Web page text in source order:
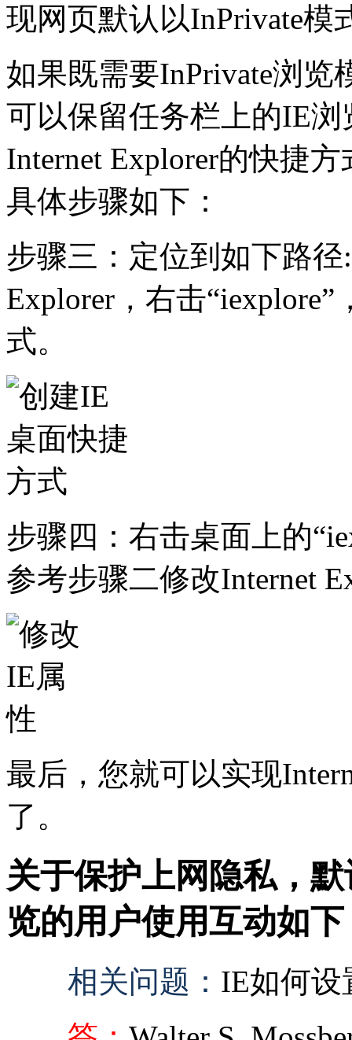
现网页默认以InPrivate模
如果既需要InPrivate浏
可以保留任务栏上的IE
Internet Explorer的快捷
具体步骤如下：
步骤三：定位到如下路径
Explorer，右击
式。
步骤四：右击桌面上的
参考步骤二修改Internet
最后，您就可以实现
了。
关于保护上网隐私，
览的用户使用互动如下
相关问题： IE如何设